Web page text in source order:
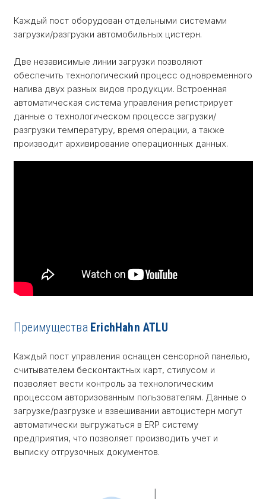
Каждый пост оборудован отдельными системами
загрузки/разгрузки автомобильных цистерн.
Две независимые линии загрузки позволяют
обеспечить технологический процесс одновременного
налива двух разных видов продукции. Встроенная
автоматическая система управления регистрирует
данные о технологическом процессе загрузки/
разгрузки температуру, время операции, а также
производит архивирование операционных данных.
Преимущества ErichHahn ATLU
Каждый пост управления оснащен сенсорной панелью,
считывателем бесконтактных карт, стилусом и
позволяет вести контроль за технологическим
процессом авторизованным пользователям. Данные о
загрузке/разгрузке и взвешивании автоцистерн могут
автоматически выгружаться в ERP систему
предприятия, что позволяет производить учет и
выписку отгрузочных документов.